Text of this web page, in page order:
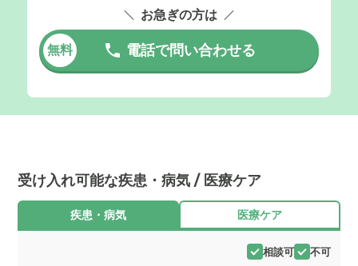
お急ぎの方は
無料 電話で問い合わせる
受け入れ可能な疾患・病気 / 医療ケア
疾患・病気 医療ケア
相談可 不可